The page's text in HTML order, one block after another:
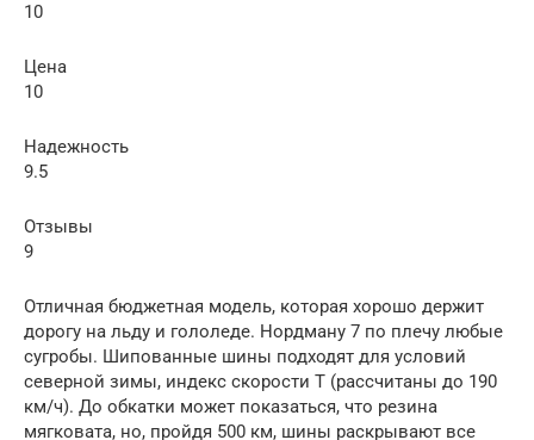
10
Цена
10
Надежность
9.5
Отзывы
9
Отличная бюджетная модель, которая хорошо держит
дорогу на льду и гололеде. Нордману 7 по плечу любые
сугробы. Шипованные шины подходят для условий
северной зимы, индекс скорости Т (рассчитаны до 190
км/ч). До обкатки может показаться, что резина
мягковата, но, пройдя 500 км, шины раскрывают все